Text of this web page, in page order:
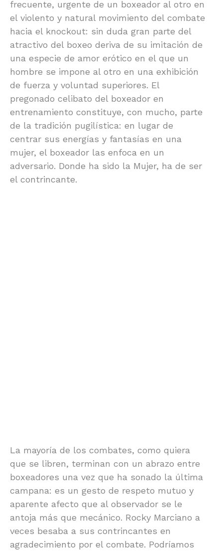
frecuente, urgente de un boxeador al otro en
el violento y natural movimiento del combate
hacia el knockout: sin duda gran parte del
atractivo del boxeo deriva de su imitación de
una especie de amor erótico en el que un
hombre se impone al otro en una exhibición
de fuerza y voluntad superiores. El
pregonado celibato del boxeador en
entrenamiento constituye, con mucho, parte
de la tradición pugilística: en lugar de
centrar sus energías y fantasías en una
mujer, el boxeador las enfoca en un
adversario. Donde ha sido la Mujer, ha de ser
el contrincante.
La mayoría de los combates, como quiera
que se libren, terminan con un abrazo entre
boxeadores una vez que ha sonado la última
campana: es un gesto de respeto mutuo y
aparente afecto que al observador se le
antoja más que mecánico. Rocky Marciano a
veces besaba a sus contrincantes en
agradecimiento por el combate. Podríamos